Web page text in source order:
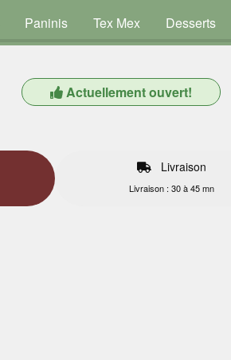
Paninis Tex Mex Desserts
Actuellement ouvert!
Livraison
Livraison : 30 à 45 mn